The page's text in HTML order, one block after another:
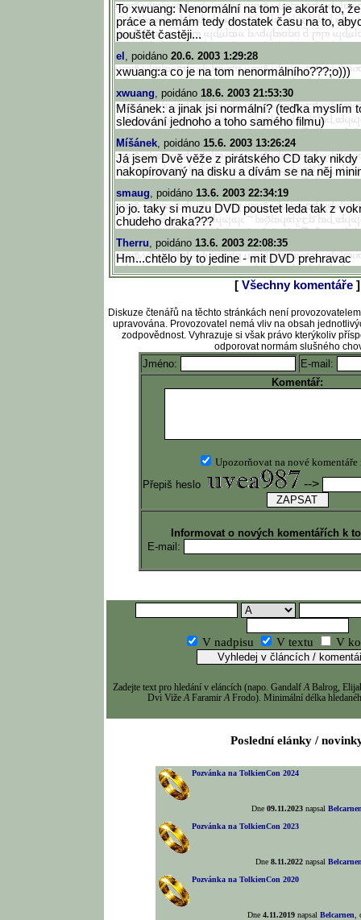
To xwuang: Nenormální na tom je akorát to,
práce a nemám tedy dostatek času na to,
pouštět častěji...
el , poidáno 20.6. 2003 1:29:28
xwuang:a co je na tom nenormálního???;o)))
xwuang, poidáno 18.6. 2003 21:53:30
Míšánek: a jinak jsi normální? (teďka myslím
sledování jednoho a toho samého filmu)
Míšánek, poidáno 15.6. 2003 13:26:24
Já jsem Dvě věže z pirátského CD taky nikdy
nakopírovaný na disku a dívám se na něj
smaug, poidáno 13.6. 2003 22:34:19
jo jo. taky si muzu DVD poustet leda tak z
chudeho draka???
Therru, poidáno 13.6. 2003 22:08:35
Hm...chtělo by to jedine - mit DVD prehravac
[ Všechny komentáře ]
Diskuze čtenářů na těchto stránkách není
upravována. Provozovatel nemá vliv na obsah
zodpovědnost. Vyhrazuje si však právo kterýkoliv
odporovat normám slušného
Jméno:
E-mail:
Komentář:
Upozorňovat na nové komentáře
Přepiš heslo
-->
Informovat o nových komentářích k
E-mail:
V nadpisu V textu V
Zadejte text pro hledání v eláncích (napo. GandalfA Balrog,
Dvi VižeA FaramirA Frodo). Minimální délka
Poslední elánky /
Pozvánka na TolkienCon 2024
Dne09.11.2023 napsal
Pozvánka na TolkienCon 2023
Dne8.11.2022 napsal
Pozvánka na TolkienCon 2020
Dne4.11.2019 napsalBelcarnen